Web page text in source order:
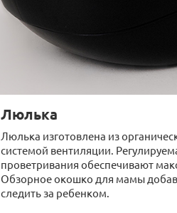
Люлька
Люлька изготовлена из
системой вентиляции.
проветривания обеспечивают
Обзорное окошко для мамы
следить за ребенком.